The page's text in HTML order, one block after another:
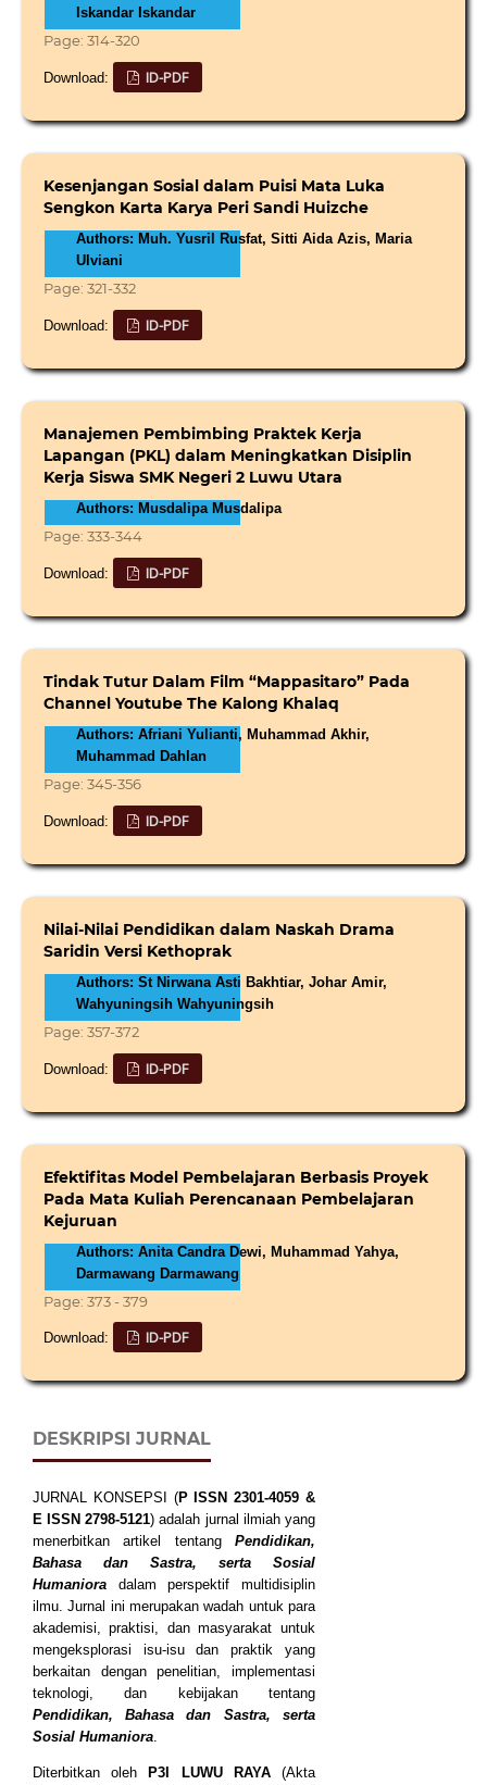
Iskandar Iskandar
Page: 314-320
Download: ID-PDF
Kesenjangan Sosial dalam Puisi Mata Luka
Sengkon Karta Karya Peri Sandi Huizche
Authors: Muh. Yusril Rusfat, Sitti Aida Azis, Maria
Ulviani
Page: 321-332
Download: ID-PDF
Manajemen Pembimbing Praktek Kerja
Lapangan (PKL) dalam Meningkatkan Disiplin
Kerja Siswa SMK Negeri 2 Luwu Utara
Authors: Musdalipa Musdalipa
Page: 333-344
Download: ID-PDF
Tindak Tutur Dalam Film “Mappasitaro” Pada
Channel Youtube The Kalong Khalaq
Authors: Afriani Yulianti, Muhammad Akhir,
Muhammad Dahlan
Page: 345-356
Download: ID-PDF
Nilai-Nilai Pendidikan dalam Naskah Drama
Saridin Versi Kethoprak
Authors: St Nirwana Asti Bakhtiar, Johar Amir,
Wahyuningsih Wahyuningsih
Page: 357-372
Download: ID-PDF
Efektifitas Model Pembelajaran Berbasis Proyek
Pada Mata Kuliah Perencanaan Pembelajaran
Kejuruan
Authors: Anita Candra Dewi, Muhammad Yahya,
Darmawang Darmawang
Page: 373 - 379
Download: ID-PDF
DESKRIPSI JURNAL
JURNAL KONSEPSI (P ISSN2301-4059 &
E ISSN2798-5121) adalah jurnal ilmiah yang
menerbitkan artikel tentang Pendidikan,
Bahasa dan Sastra, serta Sosial
Humaniora dalam perspektif multidisiplin
ilmu. Jurnal ini merupakan wadah untuk para
akademisi, praktisi, dan masyarakat untuk
mengeksplorasi isu-isu dan praktik yang
berkaitan dengan penelitian, implementasi
teknologi, dan kebijakan tentang
Pendidikan, Bahasa dan Sastra, serta
Sosial Humaniora.
Diterbitkan oleh P3I LUWU RAYA(Akta